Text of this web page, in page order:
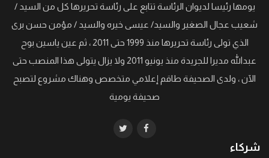
يومها رئيسا لديوان الرئاسة تتابع على رئاسة تحريرها كل من السيد /
شعيب عجال الصغير والسيد/ عيسى خيره والسيد / مؤمن حسن برى
الذي تولى رئاسة تحريرها منذ 1999 حتى 2011 ، ثم عين ياسين بوح
عبدالله مديرا للجريدة منذ يونيو 2011 ولا يزال يتولى هذا المنصب حتى
الآن ، ولدى الصحيفة طاقم إعلامي متخصص وهناك مشروع لتصبح
صحيفة يومية
شركاء